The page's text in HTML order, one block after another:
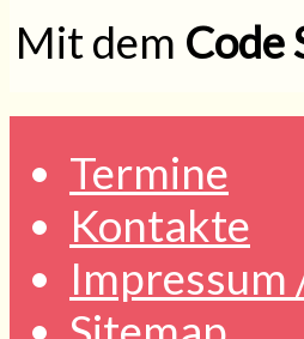
Mit dem Code
Termine
Kontakte
Impressum